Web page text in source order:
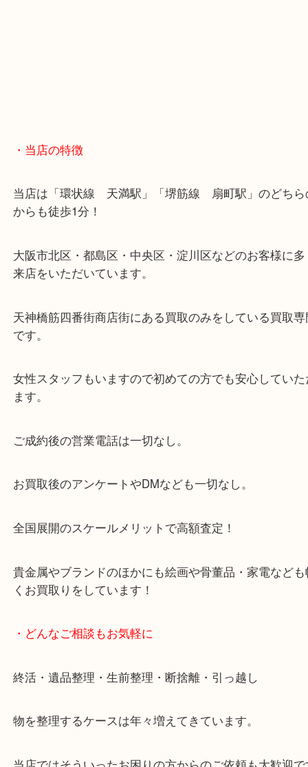
・当店の特徴
当店は「環状線 天満駅」「堺筋線 扇町駅」のど
からも徒歩1分！
大阪市北区・都島区・中央区・淀川区などのお客様
です。
女性スタッフもいますので初めての方でも安心して
ます。
ご成約後の営業電話は一切なし。
お買取後のアンケートやDMなども一切なし。
全国展開のスケールメリットで高額査定！